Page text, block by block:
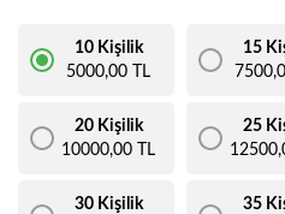
10 Kişilik
5000,00 TL
15
20 Kişilik
10000,00 TL
25
30 Kişilik
35